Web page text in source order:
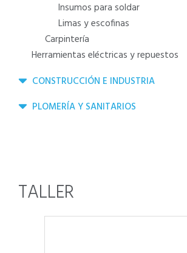
TALLER
insumos para soldar
limas y escofinas
carpintería
herramientas eléctricas y repuestos
CONSTRUCCIÓN E INDUSTRIA
PLOMERÍA Y SANITARIOS